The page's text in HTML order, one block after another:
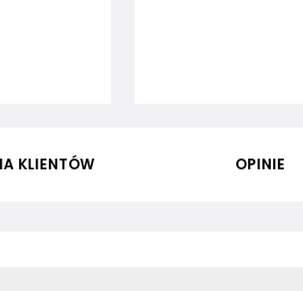
KLIENTÓW OPINIE